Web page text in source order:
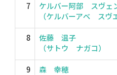
7
ケルバー阿部 スヴェ
（ケルバーアベ スヴ
8
佐藤 温子
（サトウ ナガコ）
9
森 幸穂